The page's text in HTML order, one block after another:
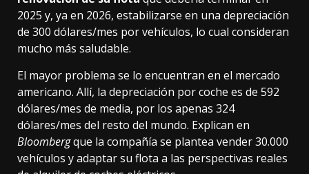
2025 y, ya en 2026, estabilizarse en una depreciación
de 300 dólares/mes por vehículos, lo cual consideran
mucho más saludable.
El mayor problema se lo encuentran en el mercado
americano. Allí, la depreciación por coche es de 592
dólares/mes de media, por los apenas 324
dólares/mes del resto del mundo. Explican en
Bloombergque la compañía se plantea vender 30.000
vehículos y adaptar su flota a las perspectivas reales